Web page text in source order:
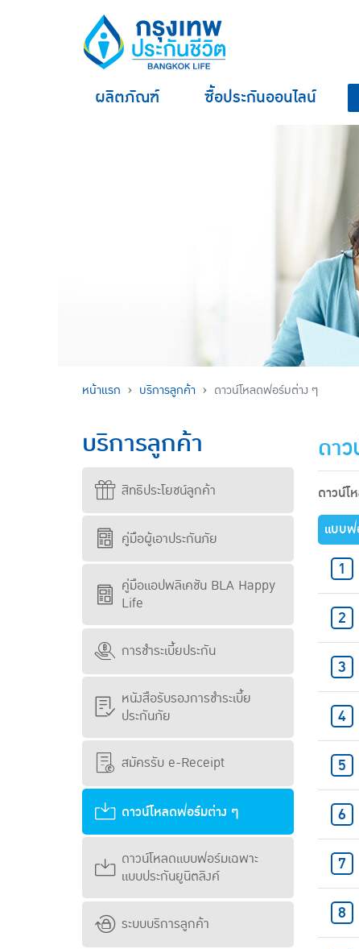
ผลิตภัณฑ์ ซื้อประกันออนไลน์
หน้าแรก บริการลูกค้า ดาวน์โหลดฟอร์มต่าง ๆ
บริการลูกค้า
สิทธิประโยชน์ลูกค้า
คู่มือผู้เอาประกันภัย
คู่มือแอปพลิเคชัน BLA Happy
Life
การชำระเบี้ยประกัน
หนังสือรับรองการชำระเบี้ย
ประกันภัย
สมัครรับ e-Receipt
ดาวน์โหลดฟอร์มต่าง ๆ
ดาวน์โหลดแบบฟอร์มเฉพาะ
แบบประกันยูนิตลิงค์
ระบบบริการลูกค้า
ดา
ดาวน์โ
แบบฟ